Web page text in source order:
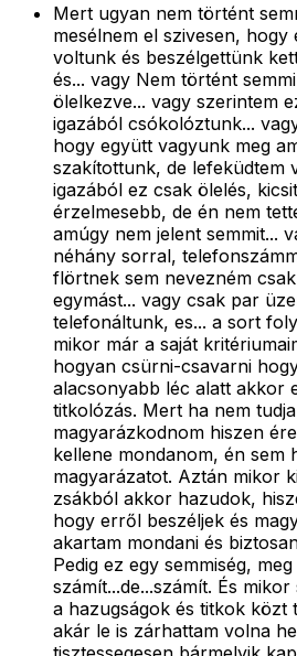
Mert ugyan nem történt
mesélnem el szivesen, hogy
voltunk és beszélgettünk
és... vagy Nem történt
ölelkezve... vagy szerintem
igazából csókolóztunk...
hogy együtt vagyunk meg
szakítottunk, de lefeküdtem
igazából ez csak ölelés,
érzelmesebb, de én nem
amúgy nem jelent semmit...
néhány sorral,
flörtnek sem nevezném
egymást... vagy csak par
telefonáltunk, es... a sort
mikor már a saját
hogyan csürni-csavarni
alacsonyabb léc alatt akkor
titkolózás. Mert ha nem
magyarázkodnom hiszen
kellene mondanom, én sem
magyarázatot. Aztán mikor
zsákból akkor hazudok,
hogy erről beszéljek és
akartam mondani és
Pedig ez egy semmiség,
számít...de...számít. És
a hazugságok és titkok közt
akár le is zárhattam volna